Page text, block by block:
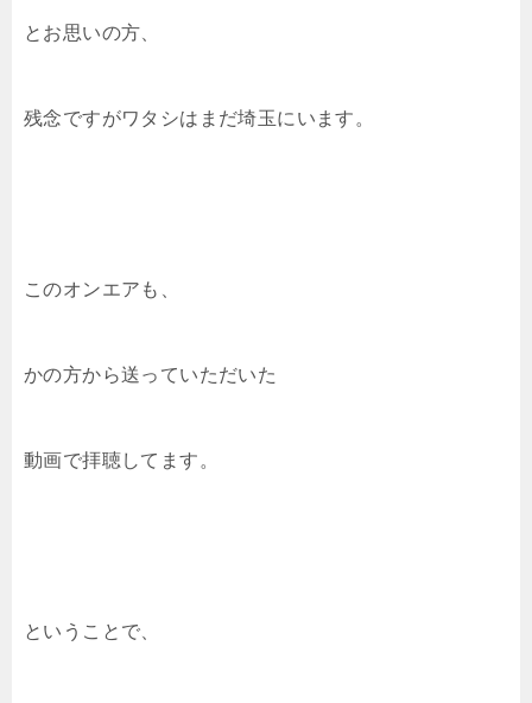
とお思いの方、
残念ですがワタシはまだ埼玉にいます。
このオンエアも、
かの方から送っていただいた
動画で拝聴してます。
ということで、